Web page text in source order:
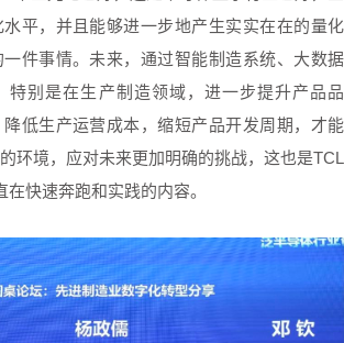
平，并且能够进一步地产生实实在在的量化
件事情。未来，通过智能制造系统、大数据
特别是在生产制造领域，进一步提升产品品
低生产运营成本，缩短产品开发周期，才能
环境，应对未来更加明确的挑战，这也是TCL
快速奔跑和实践的内容。